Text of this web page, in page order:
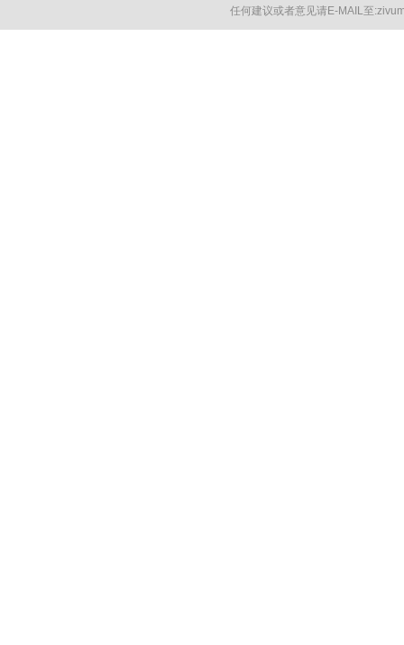
任何建议或者意见请E-MAIL至